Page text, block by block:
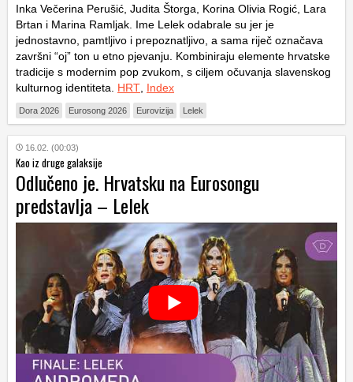
Inka Večerina Perušić, Judita Štorga, Korina Olivia Rogić, Lara
Brtan i Marina Ramljak. Ime Lelek odabrale su jer je
jednostavno, pamtljivo i prepoznatljivo, a sama riječ označava
završni “oj” ton u etno pjevanju. Kombiniraju elemente hrvatske
tradicije s modernim pop zvukom, s ciljem očuvanja slavenskog
kulturnog identiteta. HRT Index
Dora 2026 Eurosong 2026 Eurovizija Lelek
16.02. (00:03)
Kao iz druge galaksije
Odlučeno je. Hrvatsku na Eurosongu
predstavlja – Lelek